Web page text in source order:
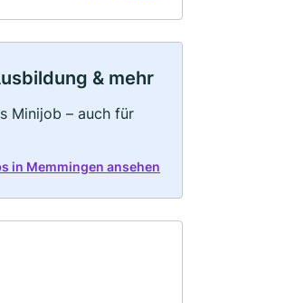
& mehr
Minijob – auch für
in Memmingen ansehen